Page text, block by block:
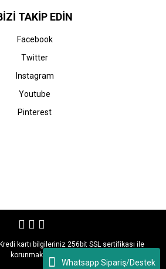
Whatsapp Sipariş/Destek
TAKİP EDİN
Facebook
Twitter
Instagram
Youtube
Pinterest
kartı bilgileriniz 256bit SSL sertifikası ile
korunmaktadır.